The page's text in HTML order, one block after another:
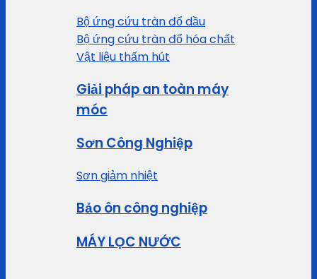
Bộ ứng cứu tràn đổ dầu
Bộ ứng cứu tràn đổ hóa chất
Vật liệu thấm hút
Giải pháp an toàn máy
móc
Sơn Công Nghiệp
Sơn giảm nhiệt
Bảo ôn công nghiệp
MÁY LỌC NƯỚC